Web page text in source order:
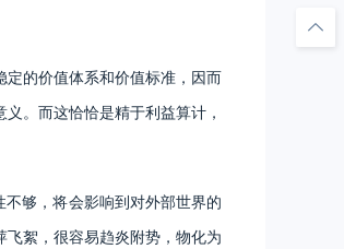
的价值体系和价值标准，因而
。而这恰恰是精于利益算计，
够，将会影响到对外部世界的
絮，很容易趋炎附势，物化为